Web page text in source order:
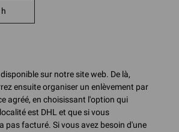
sur notre site web. De là,
ensuite organiser un enlèvement par
agréé, en choisissant l'option qui
est DHL et que si vous
pas facturé. Si vous avez besoin d'une